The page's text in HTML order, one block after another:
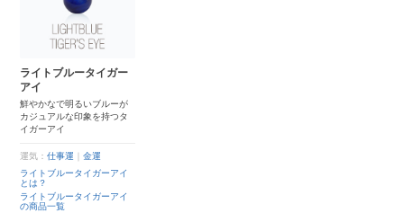
ライトブルータイガー
アイ
鮮やかなで明るいブルーが
カジュアルな印象を持つタ
イガーアイ
運気：仕事運 ｜金運
ライトブルータイガーアイ
とは？
ライトブルータイガーアイ
の商品一覧